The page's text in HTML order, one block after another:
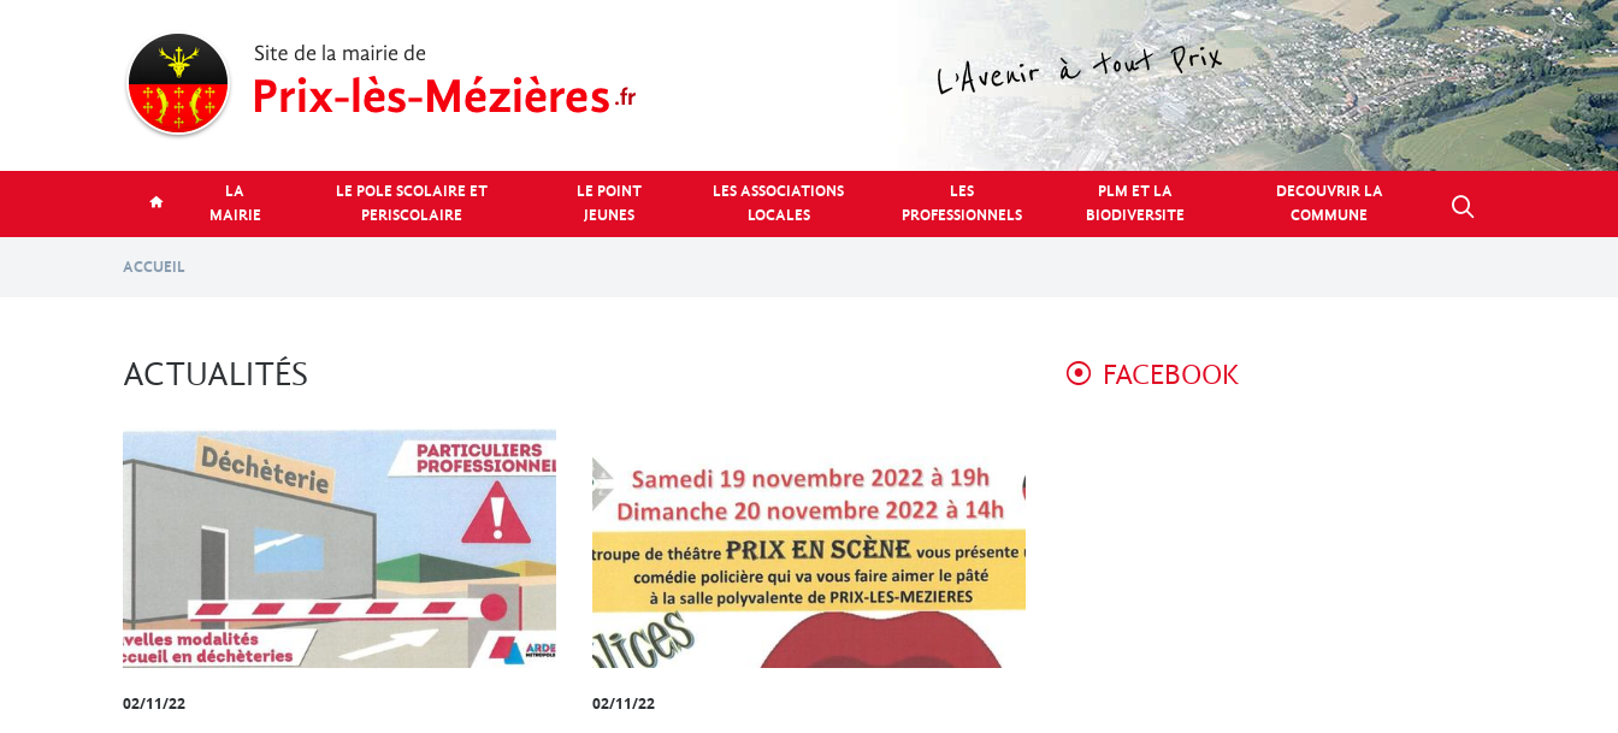
LA
MAIRIE
LE POLE SCOLAIRE ET
PERISCOLAIRE
LE POINT
JEUNES
LES ASSOCIATIONS
LOCALES
LES
PROFESSIONNELS
PLM ET LA
BIODIVERSITE
DECOUVRIR LA
COMMUNE
ACCUEIL
ACTUALITÉS
02/11/22 02/11/22
FACEBOOK